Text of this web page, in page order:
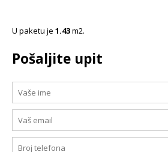
U paketu je 1.43m2.
Pošaljite upit